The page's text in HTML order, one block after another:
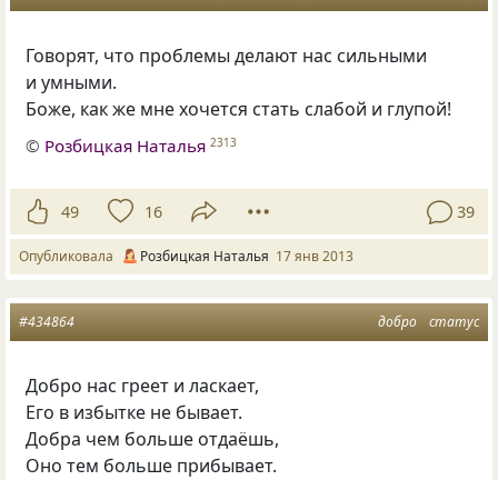
Говорят, что проблемы делают нас сильными
и умными.
Боже, как же мне хочется стать слабой и глупой!
© Розбицкая Наталья 2313
49 16 39
Опубликовала Розбицкая Наталья 17 янв 2013
добро статус
#434864
Добро нас греет и ласкает,
Его в избытке не бывает.
Добра чем больше отдаёшь,
Оно тем больше прибывает.